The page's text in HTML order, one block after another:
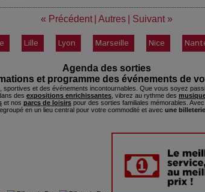
« Précédent Autres Suivant »
Lille Lyon Marseille Nice
Agenda des sorties
et programme des événements de
, sportives et des événements incontournables. Que vous soyez
des expositions enrichissantes , vibrez au rythme des
et nos parcs de loisirs pour des sorties familiales mémorables.
en un lieu central pour votre commodité et avec une